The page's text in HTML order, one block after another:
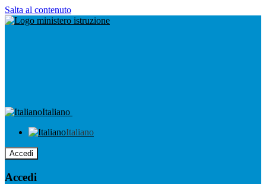
Salta al contenuto
Italiano
Italiano
Accedi
Accedi